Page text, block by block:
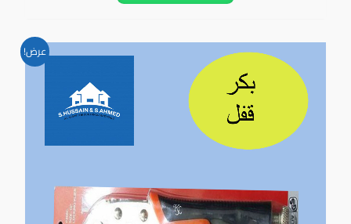
عرض! السعر السعر
1.400BD.